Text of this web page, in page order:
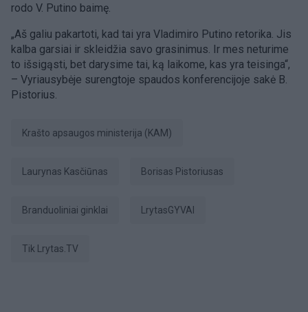
rodo V. Putino baimę.
„Aš galiu pakartoti, kad tai yra Vladimiro Putino retorika. Jis
kalba garsiai ir skleidžia savo grasinimus. Ir mes neturime
to išsigąsti, bet darysime tai, ką laikome, kas yra teisinga“,
– Vyriausybėje surengtoje spaudos konferencijoje sakė B.
Pistorius.
Krašto apsaugos ministerija (KAM)
Laurynas Kasčiūnas Borisas Pistoriusas
branduoliniai ginklai LrytasGYVAI
tik Lrytas.TV